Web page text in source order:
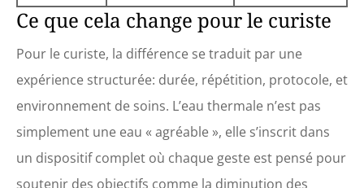
Ce que cela change pour le curiste
Pour le curiste, la différence se traduit par une
expérience structurée: durée, répétition, protocole, et
environnement de soins. L’eau thermale n’est pas
simplement une eau « agréable », elle s’inscrit dans
un dispositif complet où chaque geste est pensé pour
soutenir des objectifs comme la diminution des